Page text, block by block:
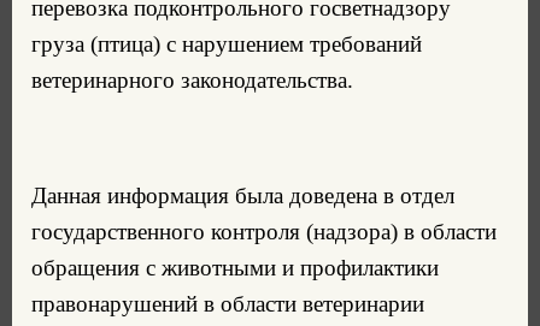
перевозка подконтрольного госветнадзору
груза (птица) с нарушением требований
ветеринарного законодательства.
Данная информация была доведена в отдел
государственного контроля (надзора) в области
обращения с животными и профилактики
правонарушений в области ветеринарии